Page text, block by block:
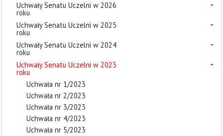
Uchwały Senatu Uczelni w 2026
roku
Uchwały Senatu Uczelni w 2025
roku
Uchwały Senatu Uczelni w 2024
roku
Uchwały Senatu Uczelni w 2023
roku
Uchwała nr 1/2023
Uchwała nr 2/2023
Uchwała nr 3/2023
Uchwała nr 4/2023
Uchwała nr 5/2023